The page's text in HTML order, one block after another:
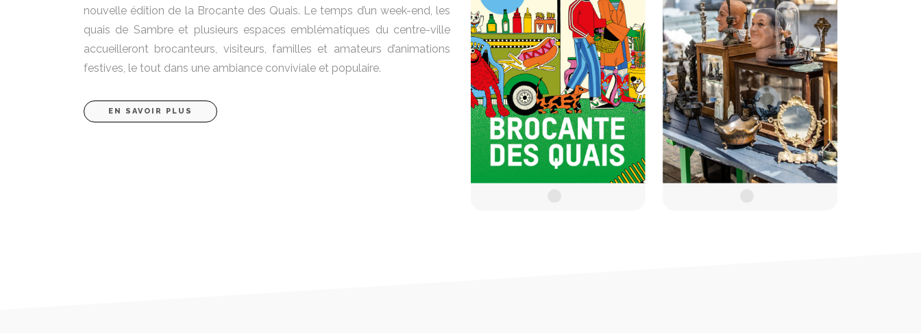
nouvelle édition de la Brocante des Quais. Le temps d’un week-end, les
quais de Sambre et plusieurs espaces emblématiques du centre-ville
accueilleront brocanteurs, visiteurs, familles et amateurs d’animations
festives, le tout dans une ambiance conviviale et populaire.
EN SAVOIR PLUS